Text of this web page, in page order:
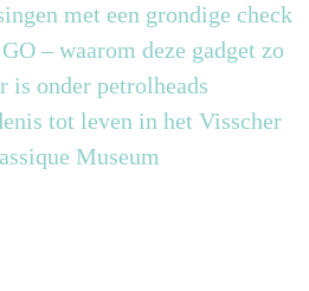
met een grondige check
– waarom deze gadget zo
is onder petrolheads
tot leven in het Visscher
Museum